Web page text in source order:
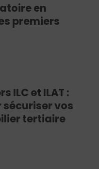
en
premiers
ILC et ILAT :
vos
tertiaire